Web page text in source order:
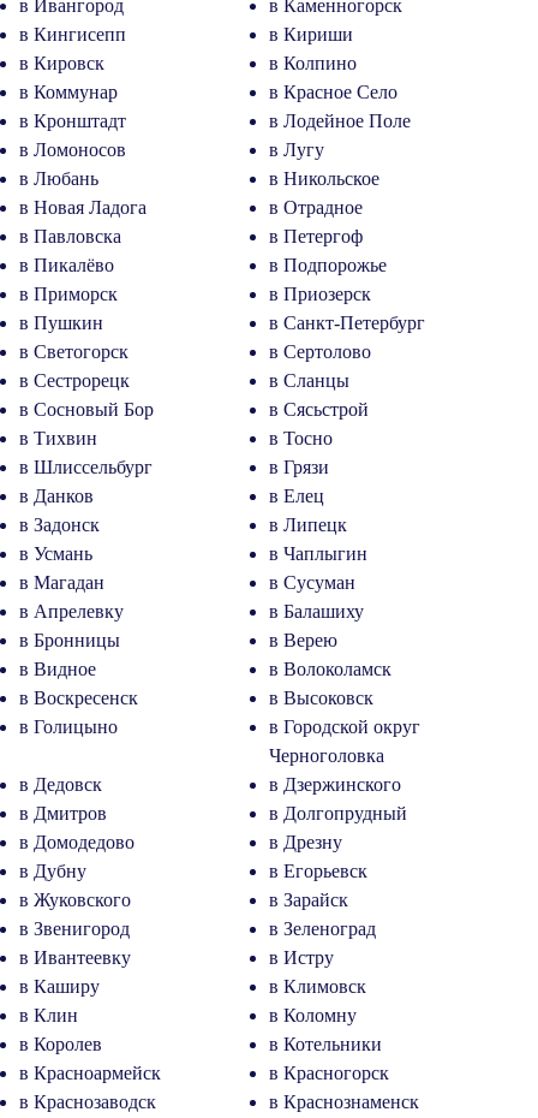
в Ивангород
в Каменногорск
в Кингисепп
в Кириши
в Кировск
в Колпино
в Коммунар
в Красное Село
в Кронштадт
в Лодейное Поле
в Ломоносов
в Лугу
в Любань
в Никольское
в Новая Ладога
в Отрадное
в Павловска
в Петергоф
в Пикалёво
в Подпорожье
в Приморск
в Приозерск
в Пушкин
в Санкт-Петербург
в Светогорск
в Сертолово
в Сестрорецк
в Сланцы
в Сосновый Бор
в Сясьстрой
в Тихвин
в Тосно
в Шлиссельбург
в Грязи
в Данков
в Елец
в Задонск
в Липецк
в Усмань
в Чаплыгин
в Магадан
в Сусуман
в Апрелевку
в Балашиху
в Бронницы
в Верею
в Видное
в Волоколамск
в Воскресенск
в Высоковск
в Голицыно
в Городской округ
Черноголовка
в Дедовск
в Дзержинского
в Дмитров
в Долгопрудный
в Домодедово
в Дрезну
в Дубну
в Егорьевск
в Жуковского
в Зарайск
в Звенигород
в Зеленоград
в Ивантеевку
в Истру
в Каширу
в Климовск
в Клин
в Коломну
в Королев
в Котельники
в Красноармейск
в Красногорск
в Краснозаводск
в Краснознаменск